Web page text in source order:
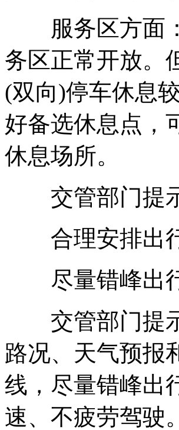
服务区方面：
务区正常开放。
(双向)停车休息
好备选休息点，
休息场所。
交管部门提
合理安排出
尽量错峰出
交管部门提示
路况、天气预报
线，尽量错峰出
速、不疲劳驾驶